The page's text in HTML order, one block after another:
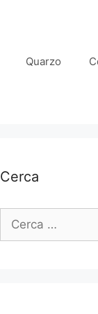
Quarzo
Cerca
per: